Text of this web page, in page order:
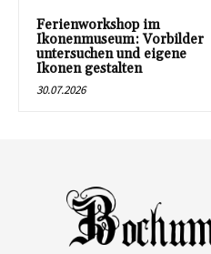
Ferienworkshop im
Ikonenmuseum: Vorbilder
untersuchen und eigene
Ikonen gestalten
30.07.2026